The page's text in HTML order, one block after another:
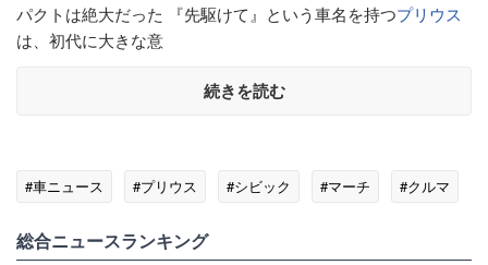
パクトは絶大だった 『先駆けて』という車名を持つプリウス
は、初代に大きな意
続きを読む
#車ニュース #プリウス #シビック #マーチ #クルマ
総合ニュースランキング